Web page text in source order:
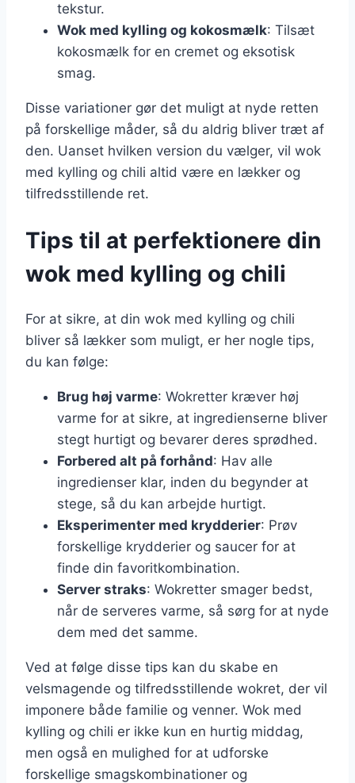
tekstur.
Wok med kylling og kokosmælk: Tilsæt
kokosmælk for en cremet og eksotisk
smag.
Disse variationer gør det muligt at nyde retten
på forskellige måder, så du aldrig bliver træt af
den. Uanset hvilken version du vælger, vil wok
med kylling og chili altid være en lækker og
tilfredsstillende ret.
Tips til at perfektionere din
wok med kylling og chili
For at sikre, at din wok med kylling og chili
bliver så lækker som muligt, er her nogle tips,
du kan følge:
Brug høj varme: Wokretter kræver høj
varme for at sikre, at ingredienserne bliver
stegt hurtigt og bevarer deres sprødhed.
Forbered alt på forhånd: Hav alle
ingredienser klar, inden du begynder at
stege, så du kan arbejde hurtigt.
Eksperimenter med krydderier: Prøv
forskellige krydderier og saucer for at
finde din favoritkombination.
Server straks: Wokretter smager bedst,
når de serveres varme, så sørg for at nyde
dem med det samme.
Ved at følge disse tips kan du skabe en
velsmagende og tilfredsstillende wokret, der vil
imponere både familie og venner. Wok med
kylling og chili er ikke kun en hurtig middag,
men også en mulighed for at udforske
forskellige smagskombinationer og